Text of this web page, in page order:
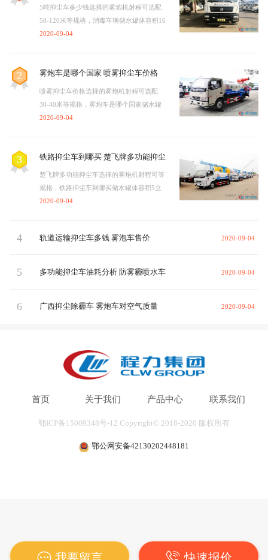
二、抑尘车适用范围：
场、场地平整现场等领域在生产施工、转运过程中的产
5吨抑尘车多少钱选择的雾炮机射程可选配
50-120米等规格，消毒车辆储水罐体容积16
立方，雾炮车具有洒水车的全部功能：前
2020-09-04
2 雾炮车是哪个国家 喷雾抑尘车价格
喷雾抑尘车价格选择的雾炮机射程可选配
30-40米等规格，雾炮车是哪个国家储水罐
体容积5立方，雾炮车具有洒水车的全部功
2020-09-04
3
铁路抑尘车到哪买 楚飞牌多功能抑尘
车
楚飞牌多功能抑尘车选择的雾炮机射程可等
规格，铁路抑尘车到哪买储水罐体容积5立
方，雾炮车具有洒水车的全部功能：前冲、
2020-09-04
4 2020-09-04
轨道运输抑尘车多钱 雾泡车售价
5 2020-09-04
多功能抑尘车油耗分析 防雾霾喷水车
6 2020-09-04
广西抑尘除霾车 雾炮车对空气质量
首页 关于我们 产品中心 联系我们
鄂ICP备15009348号-12 Copyright© 2018-2020 版权所有
鄂公网安备42130202448181